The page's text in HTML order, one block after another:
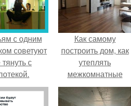
с одним
советуют
тянуть с
Как самому
построить дом, как
утеплять
межкомнатные
перегородки.
Правила утепления